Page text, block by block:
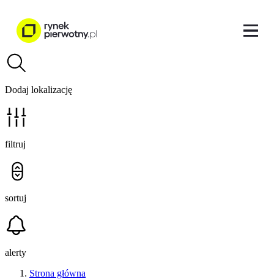
Dodaj lokalizację
filtruj
sortuj
alerty
Strona główna